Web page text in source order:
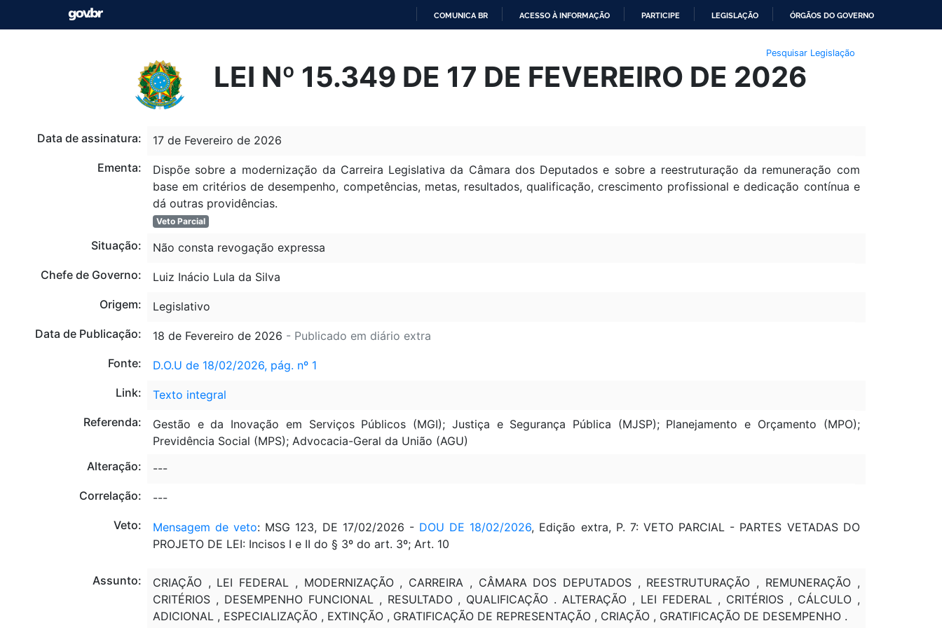
O
CONTEÚDO
COMUNICA BR ACESSO À INFORMAÇÃO PARTICIPE LEGISLAÇÃO ÓRGÃOS DO GOVERNO
Pesquisar Legislação
LEI Nº 15.349 DE 17 DE FEVEREIRO DE 2026
Data de assinatura:
17 de Fevereiro de 2026
Ementa:
Dispõe sobre a modernização da Carreira Legislativa da Câmara dos Deputados e sobre a reestruturação da remuneração com
base em critérios de desempenho, competências, metas, resultados, qualificação, crescimento profissional e dedicação contínua e
dá outras providências.
Veto Parcial
Situação:
Não consta revogação expressa
Chefe de Governo:
Luiz Inácio Lula da Silva
Origem:
Legislativo
Data de Publicação:
18 de Fevereiro de 2026 - Publicado em diário extra
Fonte:
D.O.U de 18/02/2026, pág. nº 1
Link:
Texto integral
Referenda:
Gestão e da Inovação em Serviços Públicos (MGI); Justiça e Segurança Pública (MJSP); Planejamento e Orçamento (MPO);
Previdência Social (MPS); Advocacia-Geral da União (AGU)
Alteração:
---
Correlação:
---
Veto:
Mensagem de veto: MSG 123, DE 17/02/2026 - DOU DE 18/02/2026, Edição extra, P. 7: VETO PARCIAL - PARTES VETADAS DO
PROJETO DE LEI: Incisos I e II do § 3º do art. 3º; Art. 10
Assunto:
CRIAÇÃO , LEI FEDERAL , MODERNIZAÇÃO , CARREIRA , CÂMARA DOS DEPUTADOS , REESTRUTURAÇÃO , REMUNERAÇÃO ,
CRITÉRIOS , DESEMPENHO FUNCIONAL , RESULTADO , QUALIFICAÇÃO . ALTERAÇÃO , LEI FEDERAL , CRITÉRIOS , CÁLCULO ,
ADICIONAL , ESPECIALIZAÇÃO , EXTINÇÃO , GRATIFICAÇÃO DE REPRESENTAÇÃO , CRIAÇÃO , GRATIFICAÇÃO DE DESEMPENHO .